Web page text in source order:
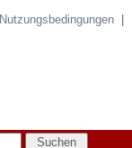
Nutzungsbedingungen